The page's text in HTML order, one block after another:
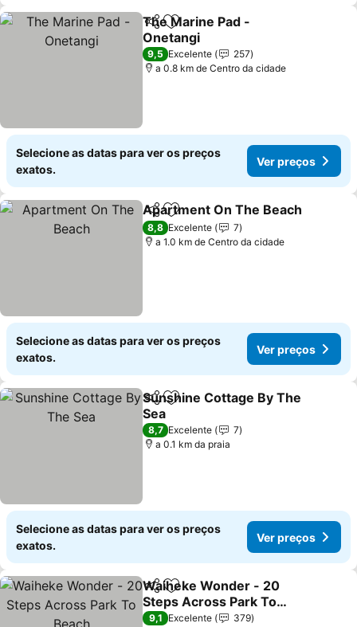
PartilharAdicionar aos favoritos
The Marine Pad -
Onetangi
Ver preços
9,5 Excelente
257
a 0.8 km de Centro da cidade
Selecione as datas para ver os preços
exatos.
Ver preços
PartilharAdicionar aos favoritos
Apartment On The Beach
8,8 Excelente
7
a 1.0 km de Centro da cidade
Selecione as datas para ver os preços
exatos.
Ver preços
PartilharAdicionar aos favoritos
Sunshine Cottage By The
Sea
Ver preços
8,7 Excelente
7
a 0.1 km da praia
Selecione as datas para ver os preços
exatos.
Ver preços
PartilharAdicionar aos favoritos
Waiheke Wonder - 20
Steps Across Park To
Beach
Ver preços
9,1 Excelente
379